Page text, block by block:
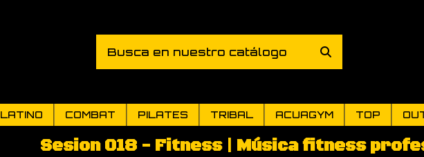
LATINO COMBAT PILATES TRIBAL ACUAGYM TOP
Sesion 018 - Fitness | Música fitness